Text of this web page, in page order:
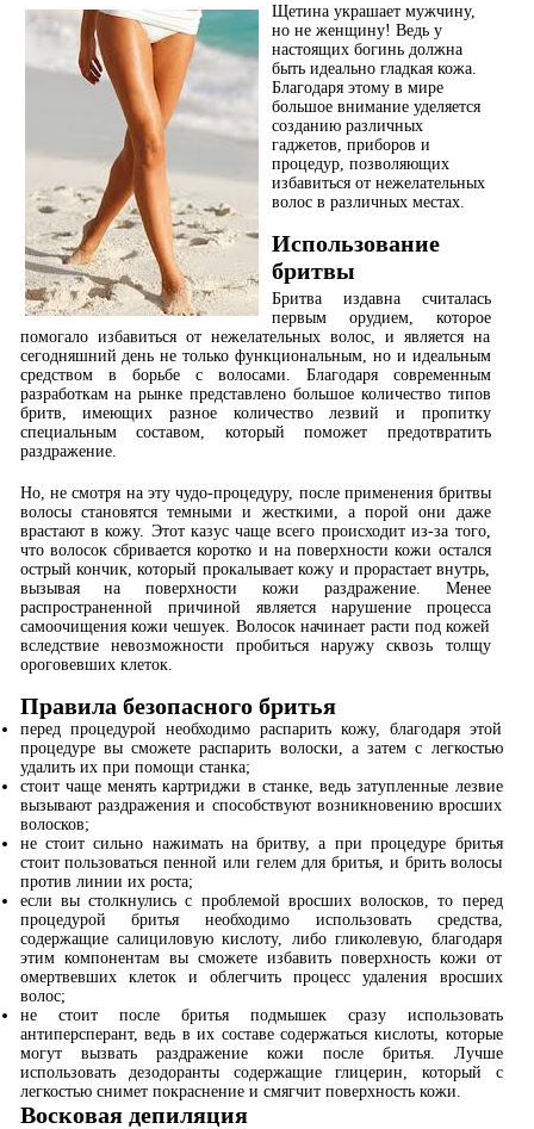
Щетина украшает мужчину,
но не женщину! Ведь у
настоящих богинь должна
быть идеально гладкая кожа.
Благодаря этому в мире
большое внимание уделяется
созданию различных
гаджетов, приборов и
процедур, позволяющих
избавиться от нежелательных
волос в различных местах.
Использование
бритвы
Бритва издавна считалась
первым орудием, которое
помогало избавиться от нежелательных волос, и является на
сегодняшний день не только функциональным, но и идеальным
средством в борьбе с волосами. Благодаря современным
разработкам на рынке представлено большое количество типов
бритв, имеющих разное количество лезвий и пропитку
специальным составом, который поможет предотвратить
раздражение.
Но, не смотря на эту чудо-процедуру, после применения бритвы
волосы становятся темными и жесткими, а порой они даже
врастают в кожу. Этот казус чаще всего происходит из-за того,
что волосок сбривается коротко и на поверхности кожи остался
острый кончик, который прокалывает кожу и прорастает внутрь,
вызывая на поверхности кожи раздражение. Менее
распространенной причиной является нарушение процесса
самоочищения кожи чешуек. Волосок начинает расти под кожей
вследствие невозможности пробиться наружу сквозь толщу
ороговевших клеток.
Правила безопасного бритья
перед процедурой необходимо распарить кожу, благодаря этой
процедуре вы сможете распарить волоски, а затем с легкостью
удалить их при помощи станка;
стоит чаще менять картриджи в станке, ведь затупленные лезвие
вызывают раздражения и способствуют возникновению вросших
волосков;
не стоит сильно нажимать на бритву, а при процедуре бритья
стоит пользоваться пенной или гелем для бритья, и брить волосы
против линии их роста;
если вы столкнулись с проблемой вросших волосков, то перед
процедурой бритья необходимо использовать средства,
содержащие салициловую кислоту, либо гликолевую, благодаря
этим компонентам вы сможете избавить поверхность кожи от
омертвевших клеток и облегчить процесс удаления вросших
волос;
не стоит после бритья подмышек сразу использовать
антиперсперант, ведь в их составе содержаться кислоты, которые
могут вызвать раздражение кожи после бритья. Лучше
использовать дезодоранты содержащие глицерин, который с
легкостью снимет покраснение и смягчит поверхность кожи.
Восковая депиляция